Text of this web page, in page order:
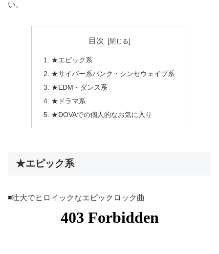
い。
目次
★エピック系
★サイバー系パンク・シンセウェイブ系
★EDM・ダンス系
★ドラマ系
★DOVAでの個人的なお気に入り
★エピック系
◾️壮大でヒロイックなエピックロック曲